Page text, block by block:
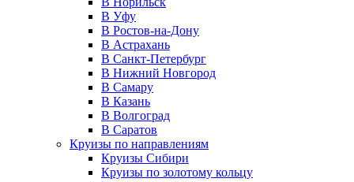
В Уфу
В Ростов-на-Дону
В Астрахань
В Санкт-Петербург
В Нижний Новгород
В Самару
В Казань
В Волгоград
В Саратов
Круизы по направлениям
Круизы Сибири
Круизы по золотому кольцу